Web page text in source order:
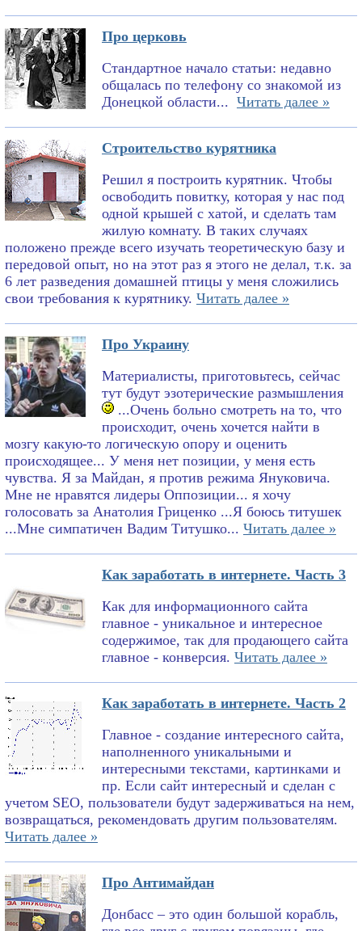
Про церковь
Стандартное начало статьи: недавно
общалась по телефону со знакомой из
Донецкой области... Читать далее »
Строительство курятника
Решил я построить курятник. Чтобы
освободить повитку, которая у нас под
одной крышей с хатой, и сделать там
жилую комнату. В таких случаях
положено прежде всего изучать теоретическую базу и
передовой опыт, но на этот раз я этого не делал, т.к. за
6 лет разведения домашней птицы у меня сложились
свои требования к курятнику. Читать далее »
Про Украину
Материалисты, приготовьтесь, сейчас
тут будут эзотерические размышления
...Очень больно смотреть на то, что
происходит, очень хочется найти в
мозгу какую-то логическую опору и оценить
происходящее... У меня нет позиции, у меня есть
чувства. Я за Майдан, я против режима Януковича.
Мне не нравятся лидеры Оппозиции... я хочу
голосовать за Анатолия Гриценко ...Я боюсь титушек
...Мне симпатичен Вадим Титушко... Читать далее »
Как заработать в интернете. Часть 3
Как для информационного сайта
главное - уникальное и интересное
содержимое, так для продающего сайта
главное - конверсия. Читать далее »
Как заработать в интернете. Часть 2
Главное - создание интересного сайта,
наполненного уникальными и
интересными текстами, картинками и
пр. Если сайт интересный и сделан с
учетом SEO, пользователи будут задерживаться на нем,
возвращаться, рекомендовать другим пользователям.
Читать далее »
Про Антимайдан
Донбасс – это один большой корабль,